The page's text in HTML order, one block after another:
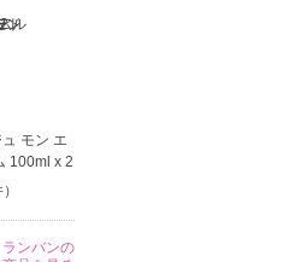
モン エ
100ml x 2
ランバンの